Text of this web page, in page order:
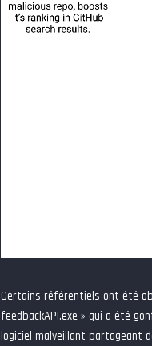
Certains référentiels ont été
feedbackAPI.exe » qui a été
logiciel malveillant partageant